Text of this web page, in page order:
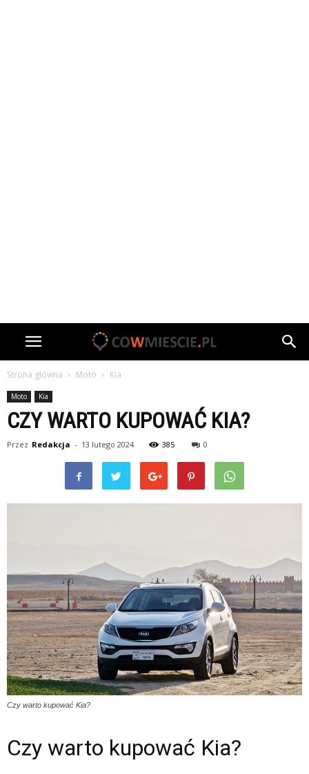
Strona główna Moto Kia
Moto Kia
CZY WARTO KUPOWAĆ KIA?
Przez Redakcja - 13 lutego 2024 385 0
Czy warto kupować Kia?
Czy warto kupować Kia?